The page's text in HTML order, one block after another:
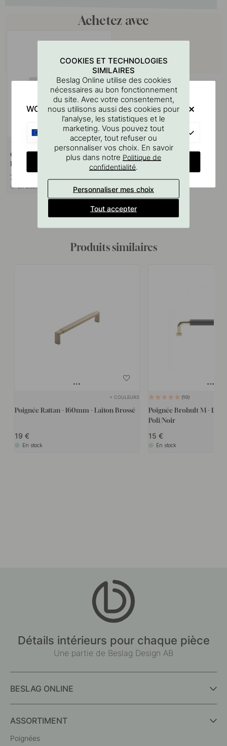
Achetez avec
Gabarit De Perçage Pour
Poignées Et Boutons
7 €
En stock
Produits similaires
+ COULEURS
Poignée Rattan - 160mm - Laiton Brossé
19
En stock
10
Poignée Brohult M -
Poli/Noir
15
En stock
Détails intérieurs pour chaque pièce
Une partie de Beslag Design AB
BESLAG ONLINE
ASSORTIMENT
Poignées
COOKIES ET TECHNOLOGIES
SIMILAIRES
Beslag Online utilise des cookies
nécessaires au bon fonctionnement
du site. Avec votre consentement,
nous utilisons aussi des cookies pour
l’analyse, les statistiques et le
marketing. Vous pouvez tout
accepter, tout refuser ou
personnaliser vos choix. En savoir
plus dans notre Politique de
confidentialité.
Personnaliser mes choix
Tout accepter
WOULD YOU RATHER VISIT?
CHANGE COUNTRY